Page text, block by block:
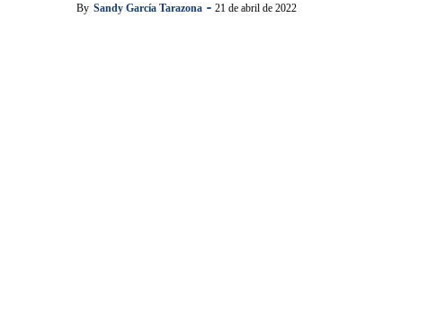
By Sandy García Tarazona 21 de abril de 2022